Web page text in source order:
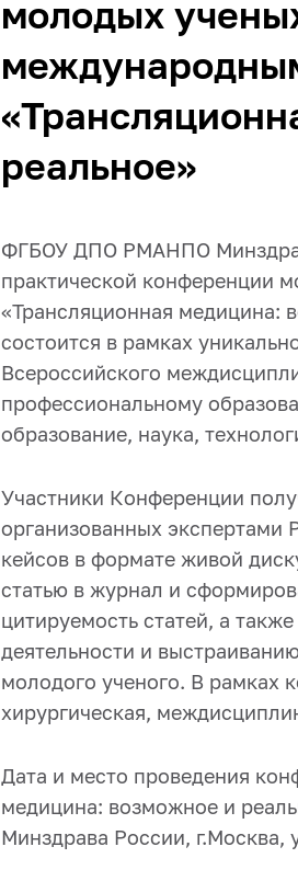
молодых
реальное»
ФГБОУ ДПО РМАНПО
практической конференции
«Трансляционная медицина:
состоится в рамках
Всероссийского
профессиональному
образование, наука,
Участники Конференции
организованных
кейсов в формате живой
статью в журнал и
цитируемость статей, а
деятельности и
молодого ученого. В рамках
хирургическая,
Дата и место проведения
медицина: возможное и
Минздрава России, г.Москва,